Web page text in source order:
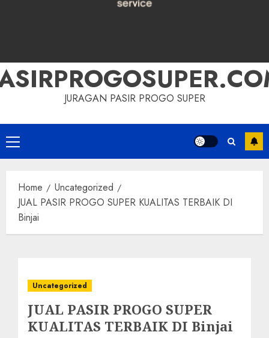
JURAGAN PASIR PROGO SUPER
Primary
Menu
Home
Uncategorized
JUAL PASIR PROGO SUPER KUALITAS TERBAIK DI
Binjai
Uncategorized
JUAL PASIR PROGO SUPER
KUALITAS TERBAIK DI Binjai